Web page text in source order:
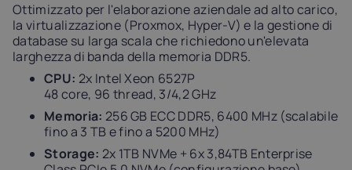
Ottimizzato per l'elaborazione aziendale ad alto carico,
la virtualizzazione (Proxmox, Hyper-V) e la gestione di
database su larga scala che richiedono un'elevata
larghezza di banda della memoria DDR5.
CPU: 2x Intel Xeon 6527P
48 core, 96 thread, 3/4,2 GHz
Memoria: 256 GB ECC DDR5, 6400 MHz (scalabile
fino a 3 TB e fino a 5200 MHz)
Storage: 2x 1TB NVMe + 6x 3,84TB Enterprise